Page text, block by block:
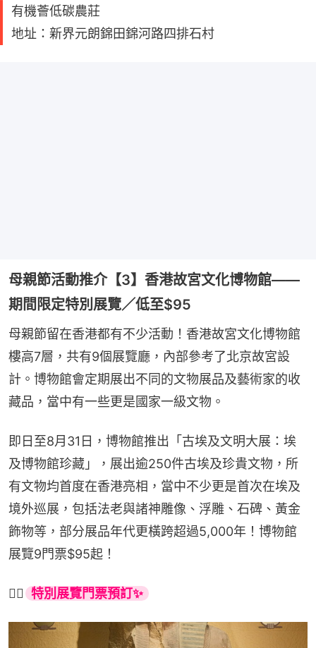
有機薈低碳農莊
地址：新界元朗錦田錦河路四排石村
母親節活動推介【3】香港故宮文化博物館——
期間限定特別展覽／低至$95
母親節留在香港都有不少活動！香港故宮文化博物館
樓高7層，共有9個展覽廳，內部參考了北京故宮設
計。博物館會定期展出不同的文物展品及藝術家的收
藏品，當中有一些更是國家一級文物。
即日至8月31日，博物館推出「古埃及文明大展：埃
及博物館珍藏」，展出逾250件古埃及珍貴文物，所
有文物均首度在香港亮相，當中不少更是首次在埃及
境外巡展，包括法老與諸神雕像、浮雕、石碑、黃金
飾物等，部分展品年代更橫跨超過5,000年！博物館
展覽9門票$95起！
👉🏻 特別展覽門票預訂✨